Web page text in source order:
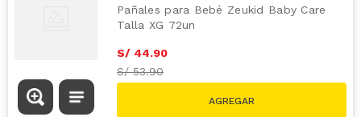
Pañales para Bebé Zeukid Baby Care
Talla XG 72un
S/ 44.90
S/53.90